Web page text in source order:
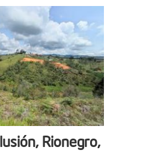
Rionegro,